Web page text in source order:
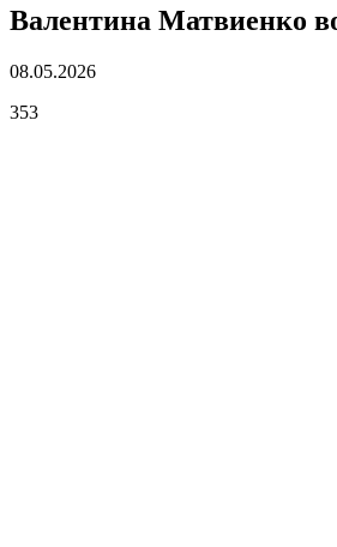
Валентина Матвиенко
08.05.2026
353